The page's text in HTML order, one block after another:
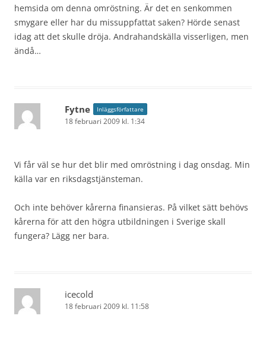
hemsida om denna omröstning. Är det en senkommen
smygare eller har du missuppfattat saken? Hörde senast
idag att det skulle dröja. Andrahandskälla visserligen, men
ändå…
Fytne Inläggsförfattare
18 februari 2009 kl. 1:34
Vi får väl se hur det blir med omröstning i dag onsdag. Min
källa var en riksdagstjänsteman.
Och inte behöver kårerna finansieras. På vilket sätt behövs
kårerna för att den högra utbildningen i Sverige skall
fungera? Lägg ner bara.
icecold
18 februari 2009 kl. 11:58